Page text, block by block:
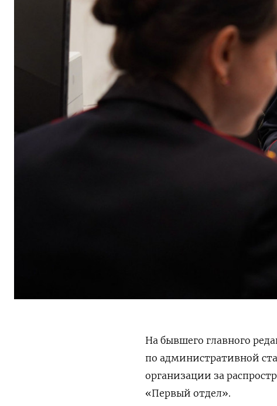
На бывшего главного
по административной
организации за
«Первый отдел».